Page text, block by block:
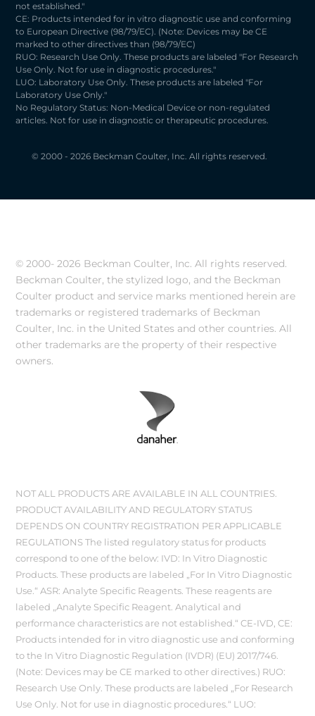
not established."
CE: Products intended for in vitro diagnostic use and conforming
to European Directive (98/79/EC). (Note: Devices may be CE
marked to other directives than (98/79/EC)
RUO: Research Use Only. These products are labeled "For Research
Use Only. Not for use in diagnostic procedures."
LUO: Laboratory Use Only. These products are labeled "For
Laboratory Use Only."
No Regulatory Status: Non-Medical Device or non-regulated
articles. Not for use in diagnostic or therapeutic procedures.
© 2000 - 2026 Beckman Coulter, Inc. All rights reserved.
© 2000-2026 Beckman Coulter, Inc. All rights reserved.
Beckman Coulter, the stylized logo, and the Beckman
Coulter product and service marks mentioned herein are
trademarks or registered trademarks of Beckman
Coulter, Inc. in the United States and other countries. All
other trademarks are the property of their respective
owners.
NOT ALL PRODUCTS ARE AVAILABLE IN ALL COUNTRIES.
PRODUCT AVAILABILITY AND REGULATORY STATUS
DEPENDS ON COUNTRY REGISTRATION PER APPLICABLE
REGULATIONS The listed regulatory status for products
correspond to one of the below: IVD: In Vitro Diagnostic
Products. These products are labeled „For In Vitro Diagnostic
Use.“ ASR: Analyte Specific Reagents. These reagents are
labeled „Analyte Specific Reagent. Analytical and
performance characteristics are not established.“ CE-IVD, CE:
Products intended for in vitro diagnostic use and conforming
to the In Vitro Diagnostic Regulation (IVDR) (EU) 2017/746.
(Note: Devices may be CE marked to other directives.) RUO:
Research Use Only. These products are labeled „For Research
Use Only. Not for use in diagnostic procedures.“ LUO: